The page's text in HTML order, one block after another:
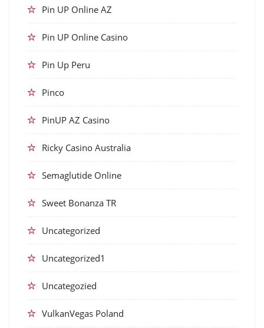
Pin UP Online AZ
Pin UP Online Casino
Pin Up Peru
Pinco
PinUP AZ Casino
Ricky Casino Australia
Semaglutide Online
Sweet Bonanza TR
Uncategorized
Uncategorized1
Uncategozied
VulkanVegas Poland